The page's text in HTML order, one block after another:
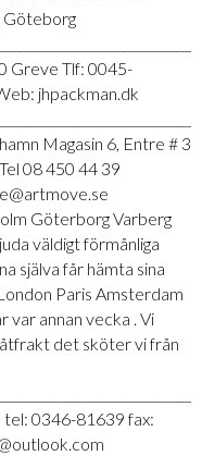
Göteborg
Greve Tlf: 0045-
jhpackman.dk
Magasin 6, Entre # 3
08 450 44 39
Göterborg Varberg
väldigt förmånliga
själva får hämta sina
Paris Amsterdam
var annan vecka . Vi
det sköter vi från
tel: 0346-81639 fax: